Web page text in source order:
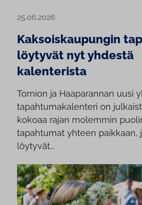
25.06.2026
Kaksoiskaupungin
löytyvät nyt yhdestä
kalenterista
Tornion ja Haaparannan uusi
tapahtumakalenteri on
kokoaa rajan molemmin
tapahtumat yhteen paikkaan,
löytyvät...